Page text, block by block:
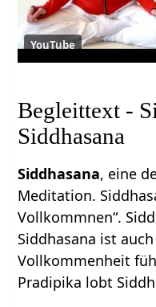
YouTube
Begleittext -
Siddhasana
Siddhasana, eine
Meditation.
Vollkommnen“.
Siddhasana ist
Vollkommenheit
Pradipika lobt